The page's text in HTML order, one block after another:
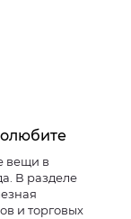
вещи в
В разделе
и торговых